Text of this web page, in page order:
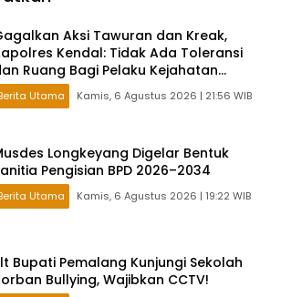
Aksi Tawuran dan Kreak,
Kendal: Tidak Ada Toleransi
Ruang Bagi Pelaku Kejahatan
Utama Kamis, 6 Agustus 2026 | 21:56 WIB
Longkeyang Digelar Bentuk
Pengisian BPD 2026–2034
Utama Kamis, 6 Agustus 2026 | 19:22 WIB
Bupati Pemalang Kunjungi Sekolah
Bullying, Wajibkan CCTV!